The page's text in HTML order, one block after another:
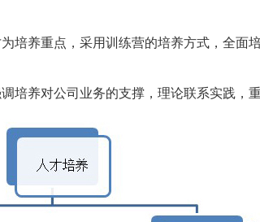
养重点，采用训练营的培养方式，全面
养对公司业务的支撑，理论联系实践，重